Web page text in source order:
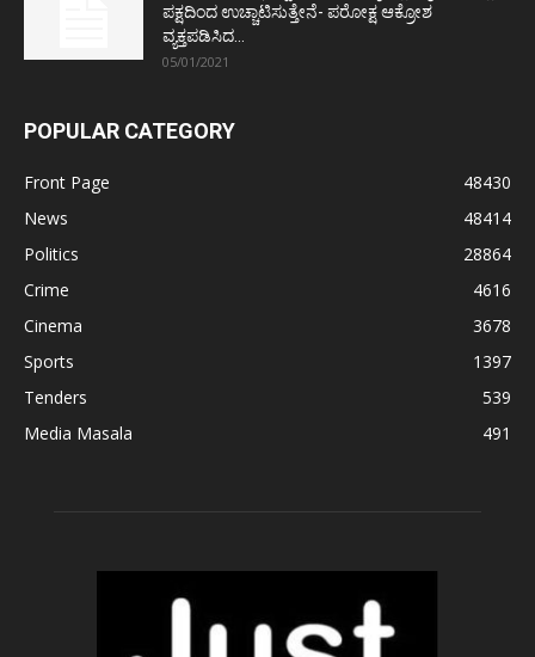
ಪಕ್ಷದಿಂದ ಉಚ್ಚಾಟಿಸುತ್ತೇನೆ- ಪರೋಕ್ಷ ಆಕ್ರೋಶ
ವ್ಯಕ್ತಪಡಿಸಿದ...
05/01/2021
POPULAR CATEGORY
Front Page
48430
News
48414
Politics
28864
Crime
4616
Cinema
3678
Sports
1397
Tenders
539
Media Masala
491